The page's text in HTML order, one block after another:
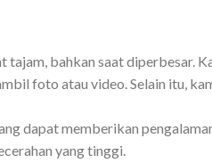
bahkan saat diperbesar.
foto atau video. Selain itu,
dapat memberikan
yang tinggi.